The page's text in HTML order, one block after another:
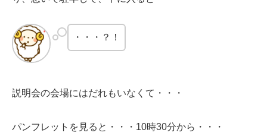
・・・？！
説明会の会場にはだれもいなくて・・・
パンフレットを見ると・・・10時30分から・・・